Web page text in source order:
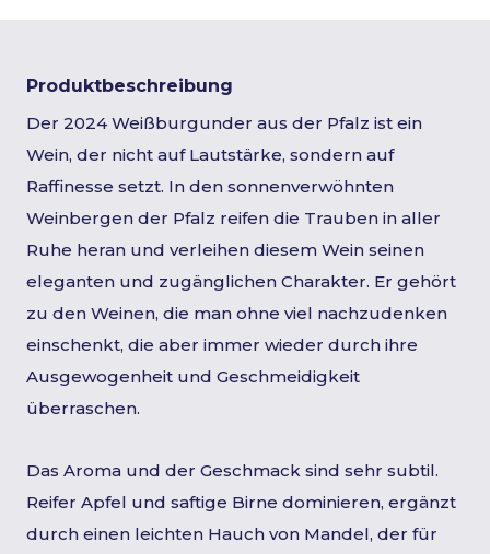
Produktbeschreibung
Der 2024 Weißburgunder aus der Pfalz ist ein
Wein, der nicht auf Lautstärke, sondern auf
Raffinesse setzt. In den sonnenverwöhnten
Weinbergen der Pfalz reifen die Trauben in aller
Ruhe heran und verleihen diesem Wein seinen
eleganten und zugänglichen Charakter. Er gehört
zu den Weinen, die man ohne viel nachzudenken
einschenkt, die aber immer wieder durch ihre
Ausgewogenheit und Geschmeidigkeit
überraschen.
Das Aroma und der Geschmack sind sehr subtil.
Reifer Apfel und saftige Birne dominieren, ergänzt
durch einen leichten Hauch von Mandel, der für